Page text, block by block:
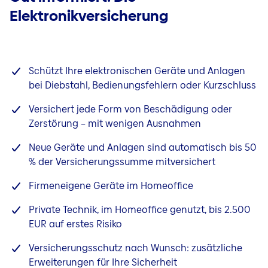
Gebäude
Bauleistung
Photovoltaik
Elektronikversicherung
Schützt Ihre elektronischen Geräte und Anlagen
bei Diebstahl, Bedienungsfehlern oder Kurzschluss
Versichert jede Form von Beschädigung oder
Zerstörung – mit wenigen Ausnahmen
Neue Geräte und Anlagen sind automatisch bis 50
% der Versicherungssumme mitversichert
Firmeneigene Geräte im Homeoffice
Private Technik, im Homeoffice genutzt, bis 2.500
EUR auf erstes Risiko
Versicherungsschutz nach Wunsch: zusätzliche
Erweiterungen für Ihre Sicherheit